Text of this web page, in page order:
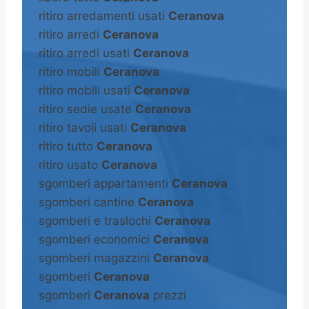
ritiro arredamenti usati Ceranova
ritiro arredi Ceranova
ritiro arredi usati Ceranova
ritiro mobili Ceranova
ritiro mobili usati Ceranova
ritiro sedie usate Ceranova
ritiro tavoli usati Ceranova
ritiro tutto Ceranova
ritiro usato Ceranova
sgomberi appartamenti Ceranova
sgomberi cantine Ceranova
sgomberi e traslochi Ceranova
sgomberi economici Ceranova
sgomberi magazzini Ceranova
sgomberi Ceranova
sgomberi Ceranova prezzi